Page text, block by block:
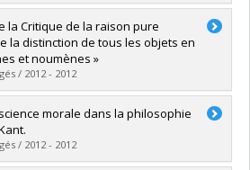
D.
Papyrus
la Critique de la raison pure
la distinction de tous les objets en
et noumènes »
/ 2012 - 2012
Papyrus
morale dans la philosophie
/ 2012 - 2012